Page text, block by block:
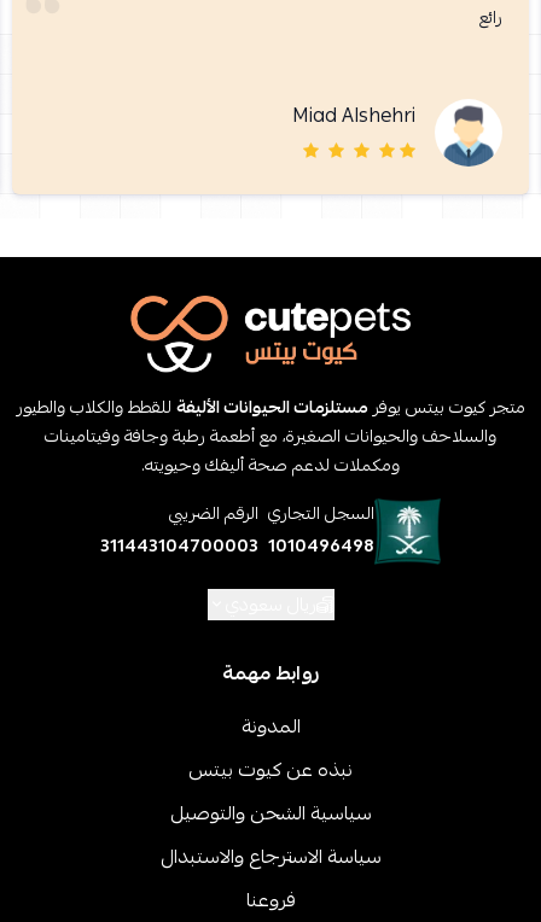
رائع
Miad Alshehri
متجر كيوت بيتس يوفر مستلزمات الحيوانات الأليفةللقطط والكلاب والطيور
والسلاحف والحيوانات الصغيرة، مع أطعمة رطبة وجافة وفيتامينات
ومكملات لدعم صحة أليفك وحيويته.
السجل التجاري
1010496498
الرقم الضريبي
311443104700003
روابط مهمة
المدونة
نبذه عن كيوت بيتس
سياسية الشحن والتوصيل
سياسة الاسترجاع والاستبدال
فروعنا